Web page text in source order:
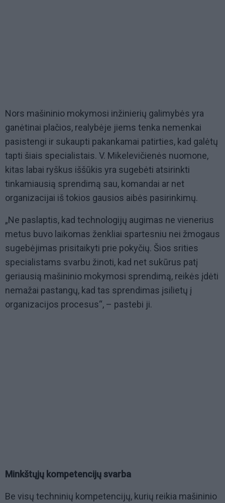
Nors mašininio mokymosi inžinierių galimybės yra
ganėtinai plačios, realybėje jiems tenka nemenkai
pasistengi ir sukaupti pakankamai patirties, kad galėtų
tapti šiais specialistais. V. Mikelevičienės nuomone,
kitas labai ryškus iššūkis yra sugebėti atsirinkti
tinkamiausią sprendimą sau, komandai ar net
organizacijai iš tokios gausios aibės pasirinkimų.
„Ne paslaptis, kad technologijų augimas ne vienerius
metus buvo laikomas ženkliai spartesniu nei žmogaus
sugebėjimas prisitaikyti prie pokyčių. Šios srities
specialistams svarbu žinoti, kad net sukūrus patį
geriausią mašininio mokymosi sprendimą, reikės įdėti
nemažai pastangų, kad tas sprendimas įsilietų į
organizacijos procesus“, – pastebi ji.
Minkštųjų kompetencijų svarba
Be visų techninių kompetencijų, kurių reikia mašininio